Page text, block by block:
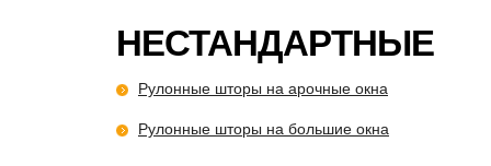
НЕСТАНДАРТНЫЕ
Рулонные шторы на арочные окна
Рулонные шторы на большие окна